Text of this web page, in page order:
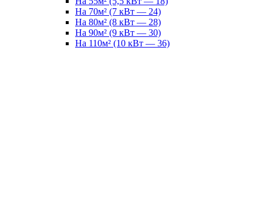
На 70м² (7 кВт — 24)
На 80м² (8 кВт — 28)
На 90м² (9 кВт — 30)
На 110м² (10 кВт — 36)